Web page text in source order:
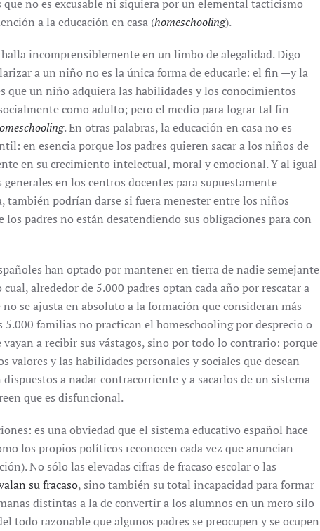
no es excusable ni siquiera por un elemental tacticismo
a la educación en casa (homeschooling).
halla incomprensiblemente en un limbo de alegalidad. Digo
a un niño no es la única forma de educarle: el fin —y la
un niño adquiera las habilidades y los conocimientos
como adulto; pero el medio para lograr tal fin
. En otras palabras, la educación en casa no es
en esencia porque los padres quieren sacar a los niños de
en su crecimiento intelectual, moral y emocional. Y al igual
en los centros docentes para supuestamente
también podrían darse si fuera menester entre los niños
los padres no están desatendiendo sus obligaciones para con
han optado por mantener en tierra de nadie semejante
alrededor de 5.000 padres optan cada año por rescatar a
se ajusta en absoluto a la formación que consideran más
5.000 familias no practican el homeschooling por desprecio o
a recibir sus vástagos, sino por todo lo contrario: porque
y las habilidades personales y sociales que desean
a nadar contracorriente y a sacarlos de un sistema
que es disfuncional.
es una obviedad que el sistema educativo español hace
los propios políticos reconocen cada vez que anuncian
No sólo las elevadas cifras de fracaso escolar o las
su fracaso, sino también su total incapacidad para formar
distintas a la de convertir a los alumnos en un mero silo
todo razonable que algunos padres se preocupen y se ocupen